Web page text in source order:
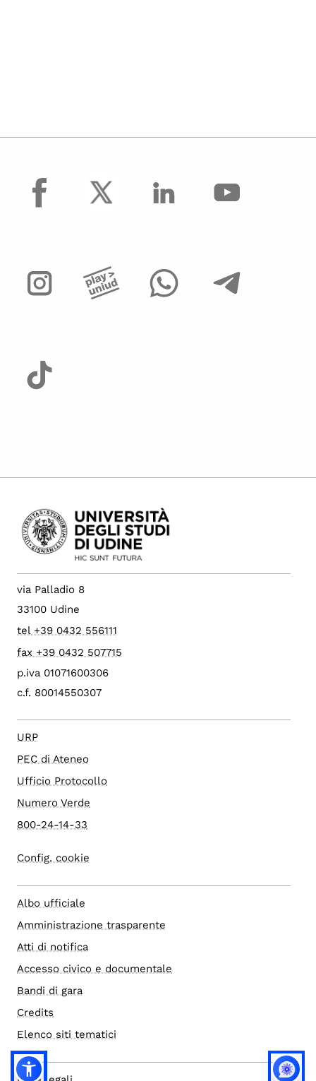
facebook
via Palladio 8
33100 Udine
tel +39 0432 556111
fax +39 0432 507715
p.iva 01071600306
c.f. 80014550307
URP
PEC di Ateneo
Ufficio Protocollo
Numero Verde
800-24-14-33
Config. cookie
Albo ufficiale
Amministrazione trasparente
Atti di notifica
Accesso civico e documentale
Bandi di gara
Credits
Elenco siti tematici